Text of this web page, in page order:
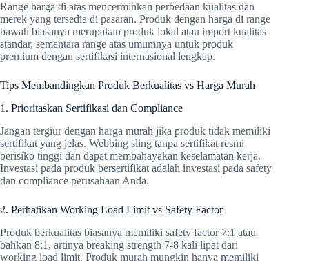
Range harga di atas mencerminkan perbedaan kualitas dan
merek yang tersedia di pasaran. Produk dengan harga di range
bawah biasanya merupakan produk lokal atau import kualitas
standar, sementara range atas umumnya untuk produk
premium dengan sertifikasi internasional lengkap.
Tips Membandingkan Produk Berkualitas vs Harga Murah
1. Prioritaskan Sertifikasi dan Compliance
Jangan tergiur dengan harga murah jika produk tidak memiliki
sertifikat yang jelas. Webbing sling tanpa sertifikat resmi
berisiko tinggi dan dapat membahayakan keselamatan kerja.
Investasi pada produk bersertifikat adalah investasi pada safety
dan compliance perusahaan Anda.
2. Perhatikan Working Load Limit vs Safety Factor
Produk berkualitas biasanya memiliki safety factor 7:1 atau
bahkan 8:1, artinya breaking strength 7-8 kali lipat dari
working load limit. Produk murah mungkin hanya memiliki